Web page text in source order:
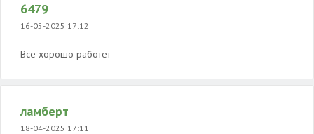
6479
16-05-2025 17:12
Все хорошо работет
ламберт
18-04-2025 17:11